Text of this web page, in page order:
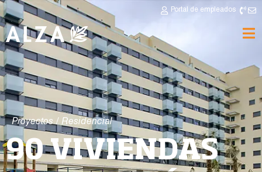
Portal de empleados
Proyectos / Residencial
90 VIVIENDAS